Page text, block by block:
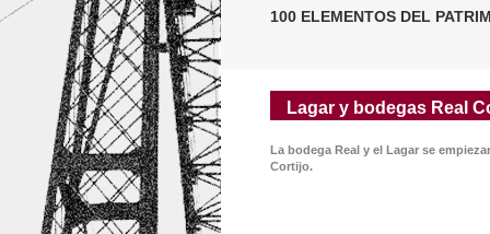
100 ELEMENTOS DEL
Lagar y bodegas Real
La bodega Real y el Lagar se
Cortijo.